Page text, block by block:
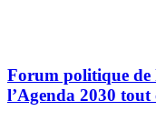
Forum politique de
l’Agenda 2030 tout